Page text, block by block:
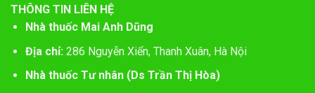
THÔNG TIN LIÊN HỆ
Nhà thuốc Mai Anh Dũng
Địa chỉ:286 Nguyễn Xiển, Thanh Xuân, Hà Nội
Nhà thuốc Tư nhân (Ds Trần Thị Hòa)